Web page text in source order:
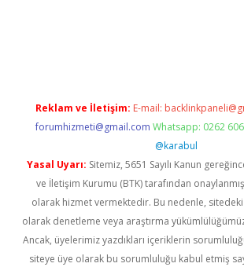
Reklam ve İletişim: E-mail:
forumhizmeti@gmail.com Whatsapp: 0262
@karabul
Yasal Uyarı: Sitemiz, 5651 Sayılı Kanun
ve İletişim Kurumu (BTK) tarafından onaylanmış
olarak hizmet vermektedir. Bu nedenle,
olarak denetleme veya araştırma
Ancak, üyelerimiz yazdıkları içeriklerin
siteye üye olarak bu sorumluluğu kabul etmiş